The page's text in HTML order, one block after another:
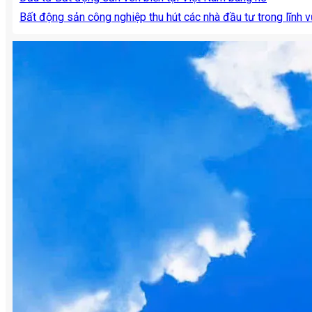
Bất động sản công nghiệp thu hút các nhà đầu tư trong lĩnh